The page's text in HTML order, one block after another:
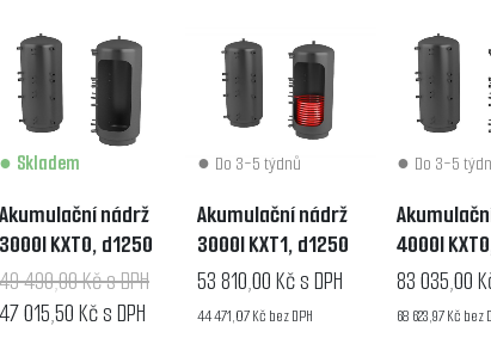
Skladem
Akumulační nádrž
3000l KXT0, d1250
49 490,00 Kč s DPH
47 015,50 Kč s DPH
Do 3-5 týdnů
Akumulační nádrž
3000l KXT1, d1250
53 810,00 Kč s DPH
44 471,07 Kč bez DPH
Do 3-5
4000l
83 035,00
68 623,97 Kč bez